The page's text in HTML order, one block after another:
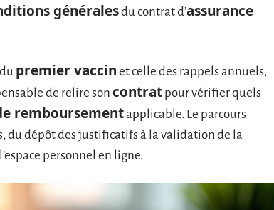
généralesdu contrat d’assurance
premier vaccin et celle des rappels annuels,
de relire son contrat pour vérifier quels
remboursementapplicable. Le parcours
du dépôt des justificatifs à la validation de la
personnel en ligne.